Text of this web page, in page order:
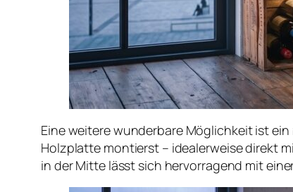
Eine weitere wunderbare Möglichkeit ist
Holzplatte montierst – idealerweise direkt
in der Mitte lässt sich hervorragend mit